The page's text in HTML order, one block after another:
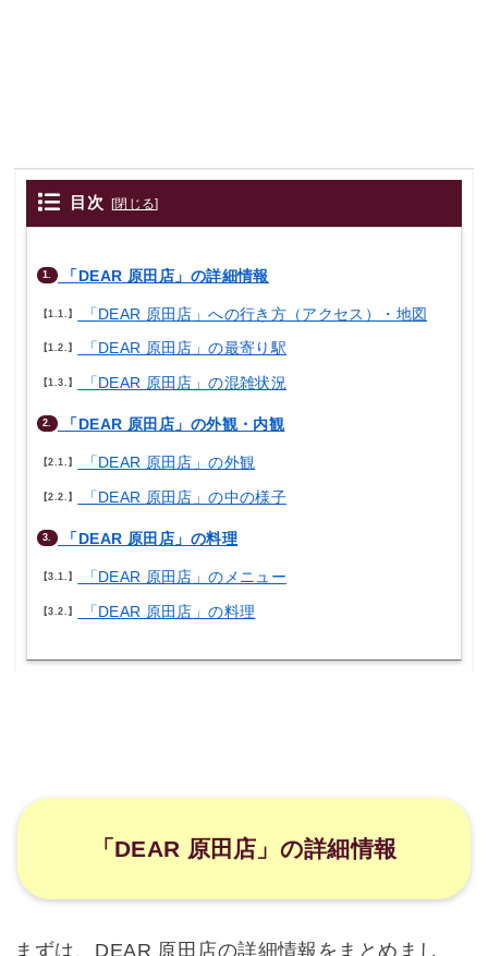
目次 [閉じる]
1. 「DEAR 原田店」の詳細情報
1.1. 「DEAR 原田店」への行き方（アクセス）・地図
1.2. 「DEAR 原田店」の最寄り駅
1.3. 「DEAR 原田店」の混雑状況
2. 「DEAR 原田店」の外観・内観
2.1. 「DEAR 原田店」の外観
2.2. 「DEAR 原田店」の中の様子
3. 「DEAR 原田店」の料理
3.1. 「DEAR 原田店」のメニュー
3.2. 「DEAR 原田店」の料理
「DEAR 原田店」の詳細情報
まずは、DEAR 原田店の詳細情報をまとめまし